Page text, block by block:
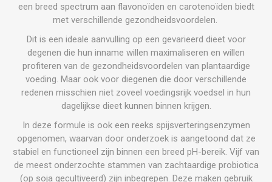
een breed spectrum aan flavonoïden en carotenoïden biedt
met verschillende gezondheidsvoordelen.
Dit is een ideale aanvulling op een gevarieerd dieet voor
degenen die hun inname willen maximaliseren en willen
profiteren van de gezondheidsvoordelen van plantaardige
voeding. Maar ook voor diegenen die door verschillende
redenen misschien niet zoveel voedingsrijk voedsel in hun
dagelijkse dieet kunnen binnen krijgen.
In deze formule is ook een reeks spijsverteringsenzymen
opgenomen, waarvan door onderzoek is aangetoond dat ze
stabiel en functioneel zijn binnen een breed pH-bereik. Vijf van
de meest onderzochte stammen van zachtaardige probiotica
(op soja gecultiveerd) zijn inbegrepen. Deze maken gebruik